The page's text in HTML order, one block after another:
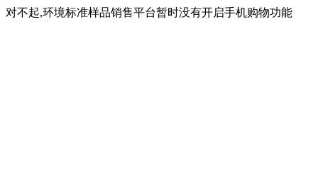
对不起,环境标准样品销售平台暂时没有开启手机购物功能